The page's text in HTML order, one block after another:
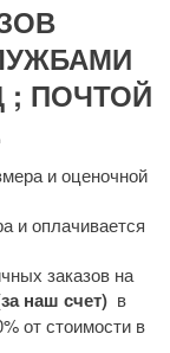
; ПОЧТОЙ
и оценочной
и оплачивается
заказов на
наш счет) в
от стоимости в